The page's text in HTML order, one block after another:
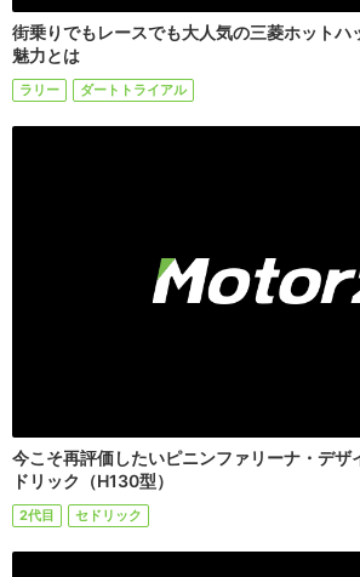
街乗りでもレースでも大人気の三菱ホットハ
魅力とは
ラリー ダートトライアル
今こそ再評価したいピニンファリーナ・デザ
ドリック（H130型）
2代目 セドリック